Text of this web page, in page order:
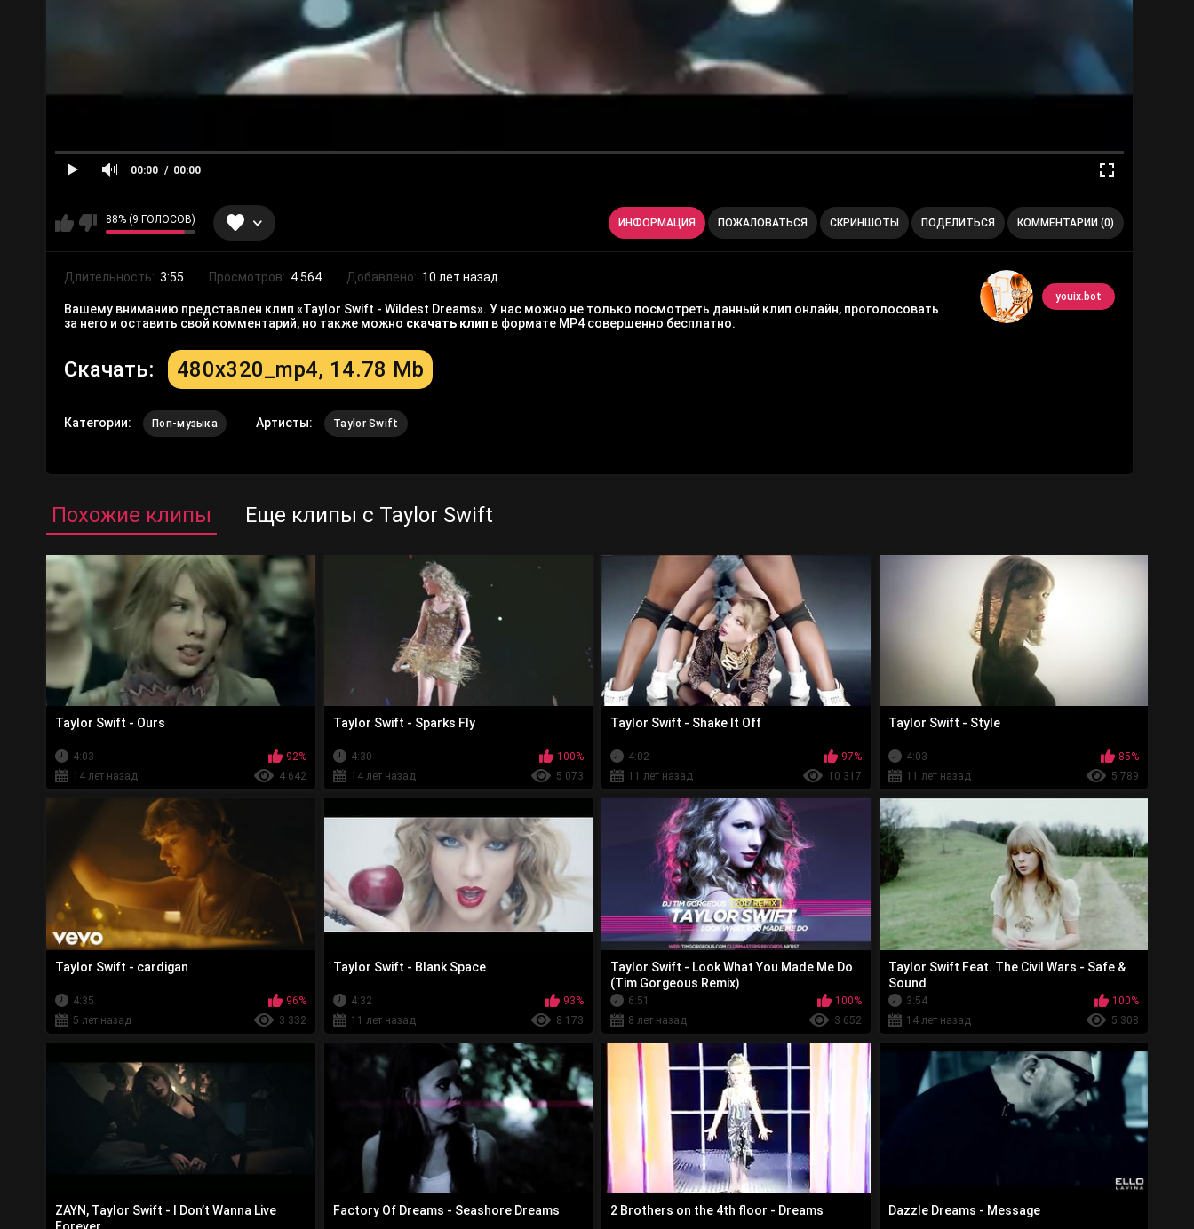
00:00 00:00
88% (9 ГОЛОСОВ) ИНФОРМАЦИЯ ПОЖАЛОВАТЬСЯ СКРИНШОТЫ ПОДЕЛИТЬСЯ КОММЕНТАРИИ (0)
youix.bot
Длительность: 3:55 Просмотров: 4 564 Добавлено: 10 лет назад
Вашему вниманию представлен клип «Taylor Swift - Wildest Dreams». У нас можно не только посмотреть данный клип онлайн, проголосовать
за него и оставить свой комментарий, но также можно скачать клип в формате MP4 совершенно бесплатно.
Скачать: 480x320_mp4, 14.78 Mb
Категории: Поп-музыка Артисты: Taylor Swift
Похожие клипы Еще клипы с Taylor Swift
Taylor Swift - Ours
4:03
92%
14 лет назад
4 642
Taylor Swift - Sparks Fly
4:30
100%
14 лет назад
5 073
Taylor Swift - Shake It Off
4:02
97%
11 лет назад
10 317
Taylor Swift - Style
4:03
85%
11 лет назад
5 789
Taylor Swift - cardigan
4:35
96%
5 лет назад
3 332
Taylor Swift - Blank Space
4:32
93%
11 лет назад
8 173
Taylor Swift - Look What You Made Me Do
(Tim Gorgeous Remix)
6:51
100%
8 лет назад
3 652
Taylor Swift Feat. The Civil Wars - Safe &
Sound
3:54
100%
14 лет назад
5 308
ZAYN, Taylor Swift - I Don’t Wanna Live
Forever
Factory Of Dreams - Seashore Dreams 2 Brothers on the 4th floor - Dreams Dazzle Dreams - Message